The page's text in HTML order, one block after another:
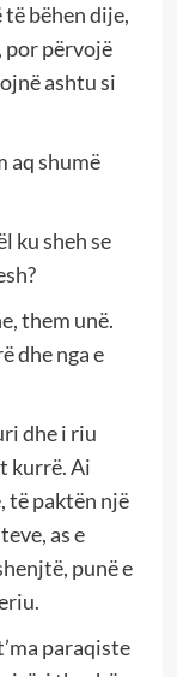
bëhen dije,
por përvojë
ashtu si
aq shumë
ku sheh se
them unë.
dhe nga e
dhe i riu
kurrë. Ai
të paktën një
as e
punë e
paraqiste